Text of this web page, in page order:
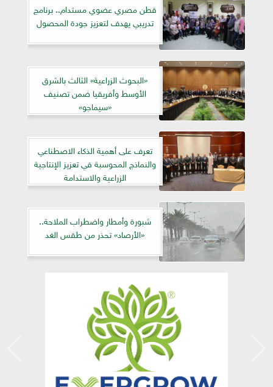
قطن مصري عضوي مستدام.. برنامج
تدريبي يهدف لتعزيز جودة المحصول
«البحوث الزراعية» الثالث بالشرق
الأوسط وأفريقيا ضمن تصنيف
«سيماجو»
تعرف على أهمية الذكاء الاصطناعي
والنماذج المحوسبة في تعزيز الإنتاجية
الزراعية والاستدامة
شبورة وأمطار واضطراب الملاحة..
«الأرصاد» تحذر من طقس الغد